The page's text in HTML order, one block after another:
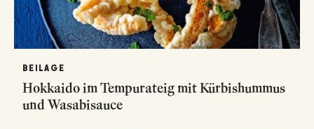
BEILAGE
Hokkaido im Tempurateig mit Kürbishummus
und Wasabisauce